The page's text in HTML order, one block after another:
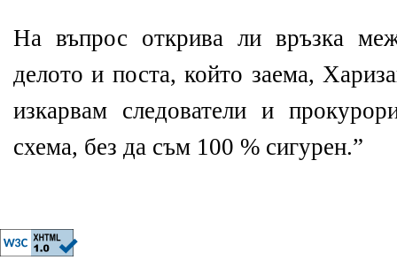
На въпрос открива ли връзка
делото и поста, който заема,
изкарвам следователи и
схема, без да съм 100 % сигурен.”